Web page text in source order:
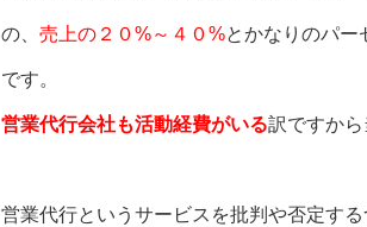
の、 売上の２０%～４０%とかなりのパー
です。
営業代行会社も活動経費がいる訳ですから
営業代行というサービスを批判や否定す